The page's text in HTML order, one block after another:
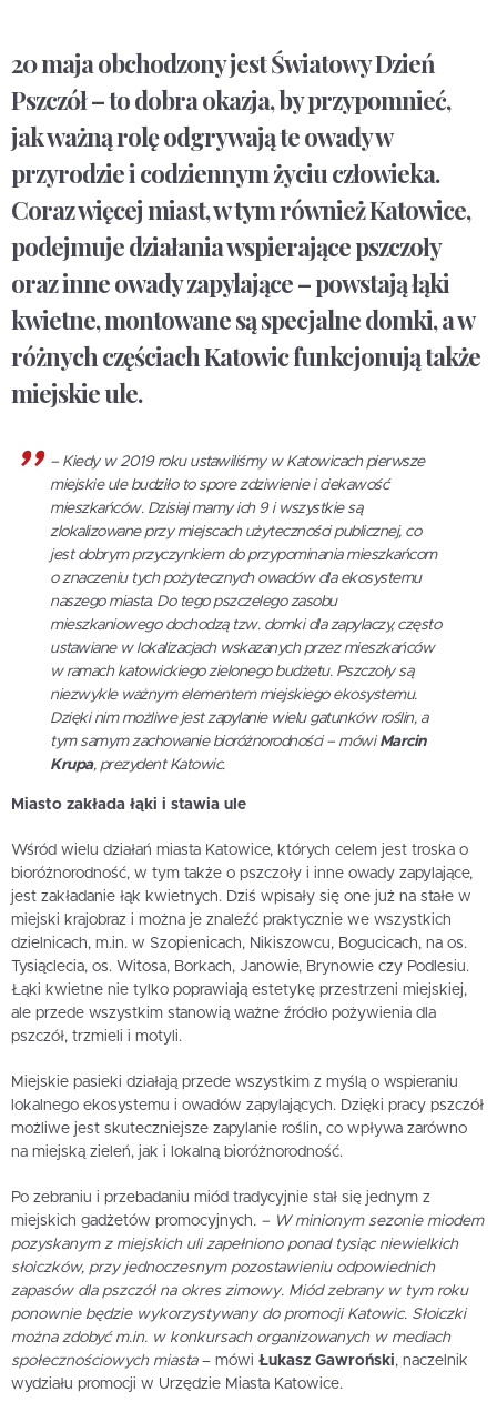
20 maja obchodzony jest Światowy Dzień
Pszczół – to dobra okazja, by przypomnieć,
jak ważną rolę odgrywają te owady w
przyrodzie i codziennym życiu człowieka.
Coraz więcej miast, w tym również Katowice,
podejmuje działania wspierające pszczoły
oraz inne owady zapylające – powstają łąki
kwietne, montowane są specjalne domki, a w
różnych częściach Katowic funkcjonują także
miejskie ule.
– Kiedy w 2019 roku ustawiliśmy w Katowicach pierwsze
miejskie ule budziło to spore zdziwienie i ciekawość
mieszkańców. Dzisiaj mamy ich 9 i wszystkie są
zlokalizowane przy miejscach użyteczności publicznej, co
jest dobrym przyczynkiem do przypominania mieszkańcom
o znaczeniu tych pożytecznych owadów dla ekosystemu
naszego miasta. Do tego pszczelego zasobu
mieszkaniowego dochodzą tzw. domki dla zapylaczy, często
ustawiane w lokalizacjach wskazanych przez mieszkańców
w ramach katowickiego zielonego budżetu. Pszczoły są
niezwykle ważnym elementem miejskiego ekosystemu.
Dzięki nim możliwe jest zapylanie wielu gatunków roślin, a
tym samym zachowanie bioróżnorodności – mówi Marcin
Krupa, prezydent Katowic.
Miasto zakłada łąki i stawia ule
Wśród wielu działań miasta Katowice, których celem jest troska o
bioróżnorodność, w tym także o pszczoły i inne owady zapylające,
jest zakładanie łąk kwietnych. Dziś wpisały się one już na stałe w
miejski krajobraz i można je znaleźć praktycznie we wszystkich
dzielnicach, m.in. w Szopienicach, Nikiszowcu, Bogucicach, na os.
Tysiąclecia, os. Witosa, Borkach, Janowie, Brynowie czy Podlesiu.
Łąki kwietne nie tylko poprawiają estetykę przestrzeni miejskiej,
ale przede wszystkim stanowią ważne źródło pożywienia dla
pszczół, trzmieli i motyli.
Miejskie pasieki działają przede wszystkim z myślą o wspieraniu
lokalnego ekosystemu i owadów zapylających. Dzięki pracy pszczół
możliwe jest skuteczniejsze zapylanie roślin, co wpływa zarówno
na miejską zieleń, jak i lokalną bioróżnorodność.
Po zebraniu i przebadaniu miód tradycyjnie stał się jednym z
miejskich gadżetów promocyjnych. – W minionym sezonie miodem
pozyskanym z miejskich uli zapełniono ponad tysiąc niewielkich
słoiczków, przy jednoczesnym pozostawieniu odpowiednich
zapasów dla pszczół na okres zimowy. Miód zebrany w tym roku
ponownie będzie wykorzystywany do promocji Katowic. Słoiczki
można zdobyć m.in. w konkursach organizowanych w mediach
społecznościowych miasta– mówi Łukasz Gawroński, naczelnik
wydziału promocji w Urzędzie Miasta Katowice.